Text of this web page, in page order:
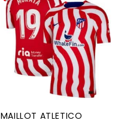
MAILLOT ATLETICO